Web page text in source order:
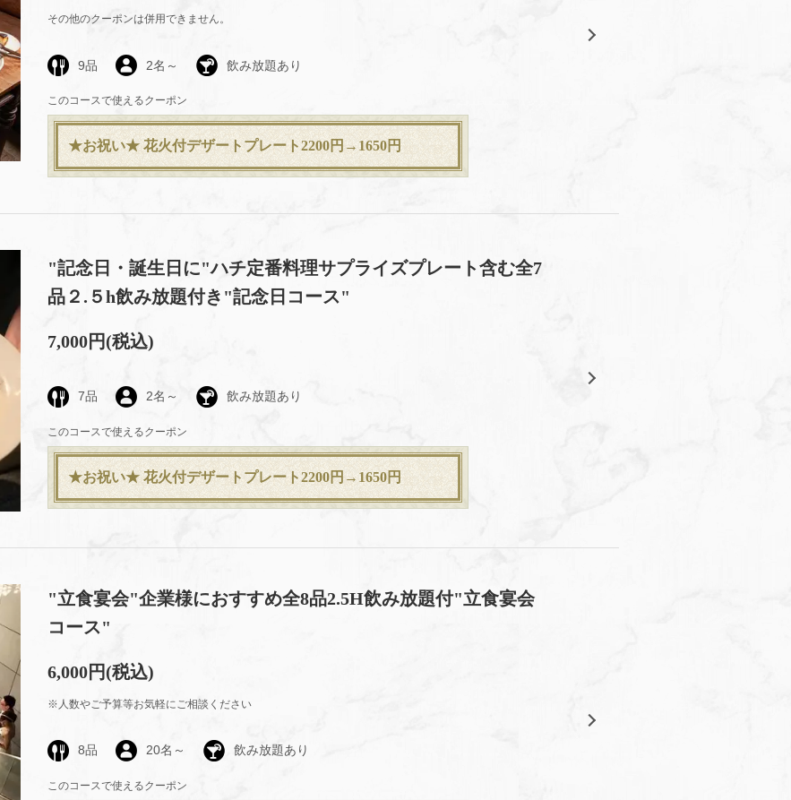
その他のクーポンは併用できません。
9品 2名～ 飲み放題あり
このコースで使えるクーポン
★お祝い★ 花火付デザートプレート2200円→1650円
"記念日・誕生日に"ハチ定番料理サプライズプレート含む全7
品２.５h飲み放題付き"記念日コース"
7,000円(税込)
7品 2名～ 飲み放題あり
このコースで使えるクーポン
★お祝い★ 花火付デザートプレート2200円→1650円
"立食宴会"企業様におすすめ全8品2.5H飲み放題付"立食宴会
コース"
6,000円(税込)
※人数やご予算等お気軽にご相談ください
8品 20名～ 飲み放題あり
このコースで使えるクーポン